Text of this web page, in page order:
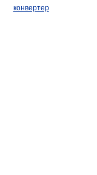
конвертер